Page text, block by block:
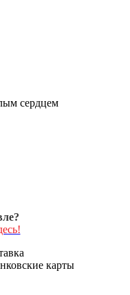
сердцем
карты